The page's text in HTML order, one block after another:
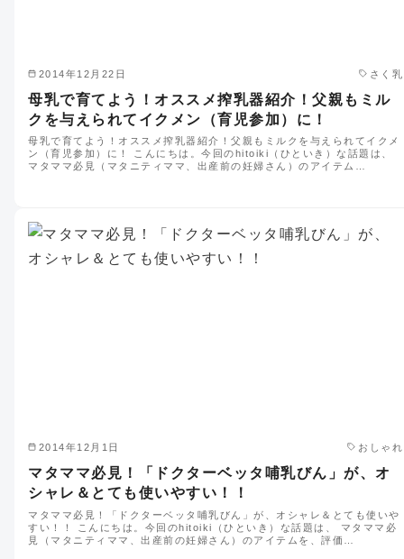
2014年12月22日 さく乳
母乳で育てよう！オススメ搾乳器紹介！父親もミル
クを与えられてイクメン（育児参加）に！
母乳で育てよう！オススメ搾乳器紹介！父親もミルクを与えられてイクメ
ン（育児参加）に！ こんにちは。今回のhitoiki（ひといき）な話題は、
マタママ必見（マタニティママ、出産前の妊婦さん）のアイテム…
2014年12月1日 おしゃれ
マタママ必見！「ドクターベッタ哺乳びん」が、オ
シャレ＆とても使いやすい！！
マタママ必見！「ドクターベッタ哺乳びん」が、オシャレ＆とても使いや
すい！！ こんにちは。今回のhitoiki（ひといき）な話題は、 マタママ必
見（マタニティママ、出産前の妊婦さん）のアイテムを、評価…